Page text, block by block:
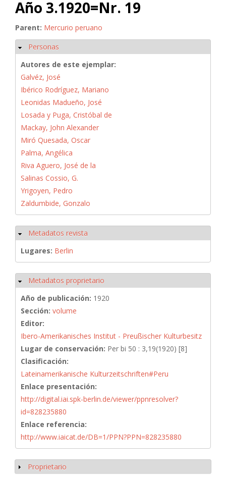
Año 3.1920=Nr. 19
Parent: Mercurio peruano
Ocultar
Personas
Autores de este ejemplar:
Galvéz, José
Ibérico Rodríguez, Mariano
Leonidas Madueño, José
Losada y Puga, Cristóbal de
Mackay, John Alexander
Miró Quesada, Oscar
Palma, Angélica
Riva Aguero, José de la
Salinas Cossio, G.
Yrigoyen, Pedro
Zaldumbide, Gonzalo
Ocultar
Metadatos revista
Lugares: Berlin
Ocultar
Metadatos proprietario
Año de publicación: 1920
Sección: volume
Editor:
Ibero-Amerikanisches Institut - Preußischer Kulturbesitz
Lugar de conservación: Per bi 50 : 3,19(1920) [8]
Clasificación:
Lateinamerikanische Kulturzeitschriften#Peru
Enlace presentación:
http://digital.iai.spk-berlin.de/viewer/ppnresolver?
id=828235880
Enlace referencia:
http://www.iaicat.de/DB=1/PPN?PPN=828235880
Mostrar
Proprietario